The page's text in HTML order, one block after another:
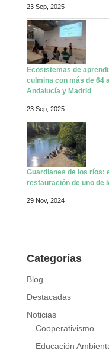
23 Sep, 2025
Ecosistemas de
culmina con más de 64
Andalucía y Madrid
23 Sep, 2025
Guardianes de los ríos:
restauración de uno de
29 Nov, 2024
Categorías
Blog
Destacadas
Noticias
Cooperativismo
Educación